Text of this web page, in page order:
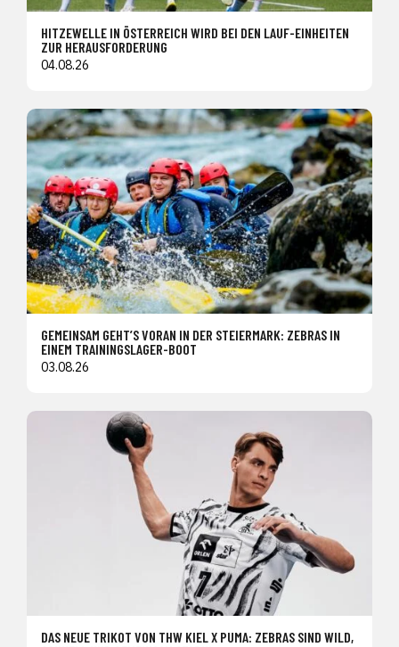
HITZEWELLE IN ÖSTERREICH WIRD BEI DEN LAUF-EINHEITEN
ZUR HERAUSFORDERUNG
04.08.26
GEMEINSAM GEHT’S VORAN IN DER STEIERMARK: ZEBRAS IN
EINEM TRAININGSLAGER-BOOT
03.08.26
DAS NEUE TRIKOT VON THW KIEL X PUMA: ZEBRAS SIND WILD,